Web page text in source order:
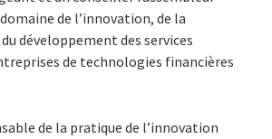
de l’innovation, de la
développement des services
de technologies financières
de la pratique de l’innovation